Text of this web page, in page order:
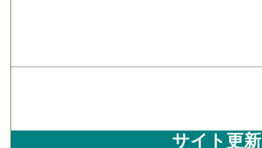
サイト更